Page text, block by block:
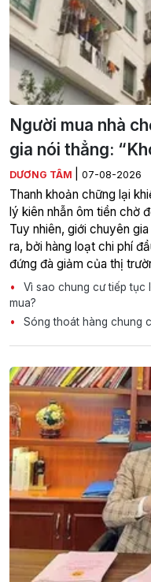
Người mua nhà
gia nói thẳng:
DƯƠNG TÂM 07-08-2026
Thanh khoản chững lại
lý kiên nhẫn ôm tiền chờ
Tuy nhiên, giới chuyên
ra, bởi hàng loạt chi phí
đứng đà giảm của thị
Vì sao chung cư tiếp tục
mua?
Sóng thoát hàng chung